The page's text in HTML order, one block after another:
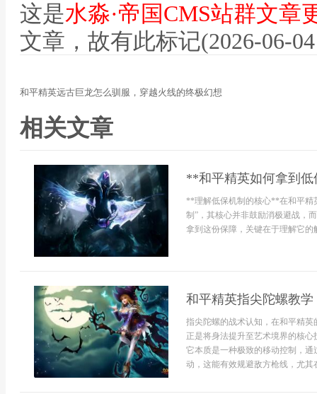
这是水淼·帝国CMS站群文章
文章，故有此标记(2026-06-
和平精英远古巨龙怎么驯服，穿越火线的终极幻想
相关文章
**和平精英如何拿到
**理解低保机制的核心**在和平精
制”，其核心并非鼓励消极避战，
拿到这份保障，关键在于理解它的
和平精英指尖陀螺教
指尖陀螺的战术认知，在和平精
正是将身法提升至艺术境界的核
它本质是一种极致的移动控制，
动，这能有效规避敌方枪线，尤其